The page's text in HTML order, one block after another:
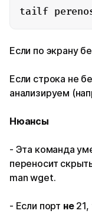
tailf
Если по экрану
Если строка не
анализируем
Нюансы
- Эта команда
переносит
man wget.
- Если порт не21,